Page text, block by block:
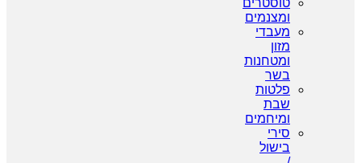
ומצנמים
מעבדי
מזון
ומטחנות
בשר
פלטות
שבת
ומיחמים
סירי
בישול